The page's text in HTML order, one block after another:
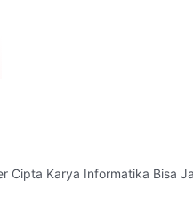
Cipta Karya Informatika Bisa